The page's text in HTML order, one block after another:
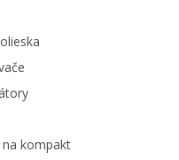
kompakt